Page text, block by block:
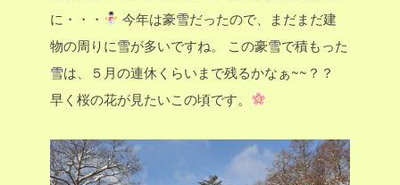
に・・・
今年は豪雪だったので、まだまだ建
物の周りに雪が多いですね。
この豪雪で積もった
雪は、５月の連休くらいまで残るかなぁ~~？？
早く桜の花が見たいこの頃です。